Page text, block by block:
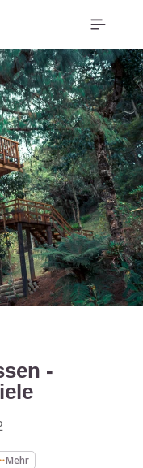
-
Mehr